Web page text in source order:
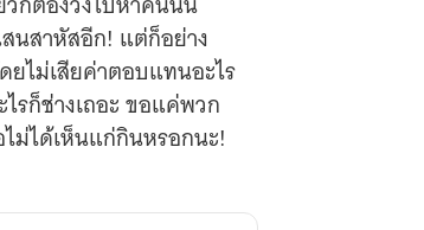
นสาหัสอีก! แต่ก็อย่าง
ยไม่เสียค่าตอบแทนอะไร
รก็ช่างเถอะ ขอแค่พวก
ม่ได้เห็นแก่กินหรอกนะ!